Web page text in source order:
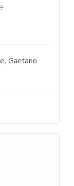
Gaetano